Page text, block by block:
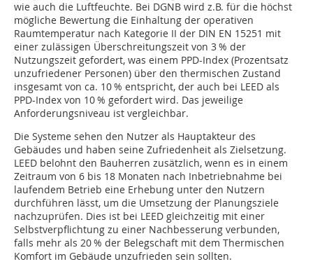
wie auch die Luftfeuchte. Bei DGNB wird z.B. für die höchst
mögliche Bewertung die Einhaltung der operativen
Raumtemperatur nach Kategorie II der DIN EN 15251 mit
einer zulässigen Überschreitungszeit von 3 % der
Nutzungszeit gefordert, was einem PPD-Index (Prozentsatz
unzufriedener Personen) über den thermischen Zustand
insgesamt von ca. 10 % entspricht, der auch bei LEED als
PPD-Index von 10 % gefordert wird. Das jeweilige
Anforderungsniveau ist vergleichbar.
Die Systeme sehen den Nutzer als Hauptakteur des
Gebäudes und haben seine Zufriedenheit als Zielsetzung.
LEED belohnt den Bauherren zusätzlich, wenn es in einem
Zeitraum von 6 bis 18 Monaten nach Inbetriebnahme bei
laufendem Betrieb eine Erhebung unter den Nutzern
durchführen lässt, um die Umsetzung der Planungsziele
nachzuprüfen. Dies ist bei LEED gleichzeitig mit einer
Selbstverpflichtung zu einer Nachbesserung verbunden,
falls mehr als 20 % der Belegschaft mit dem Thermischen
Komfort im Gebäude unzufrieden sein sollten.